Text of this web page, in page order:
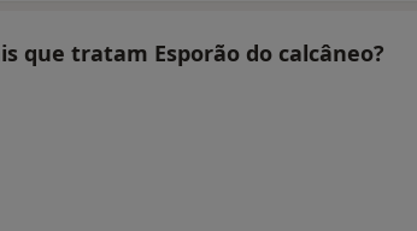
que tratam Esporão do calcâneo?